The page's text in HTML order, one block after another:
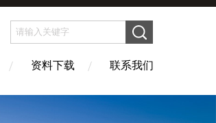
资料下载 联系我们